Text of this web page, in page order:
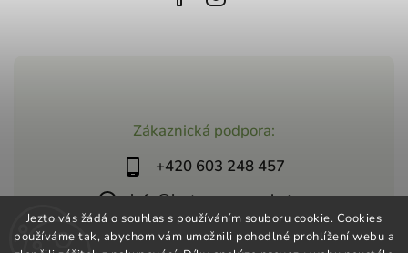
Jezto vás žádá o souhlas s používáním souboru cookie. Cookies
používáme tak, abychom vám umožnili pohodlné prohlížení webu a
Zákaznická podpora:
+420 603 248 457
info@jeztosupermarket.cz